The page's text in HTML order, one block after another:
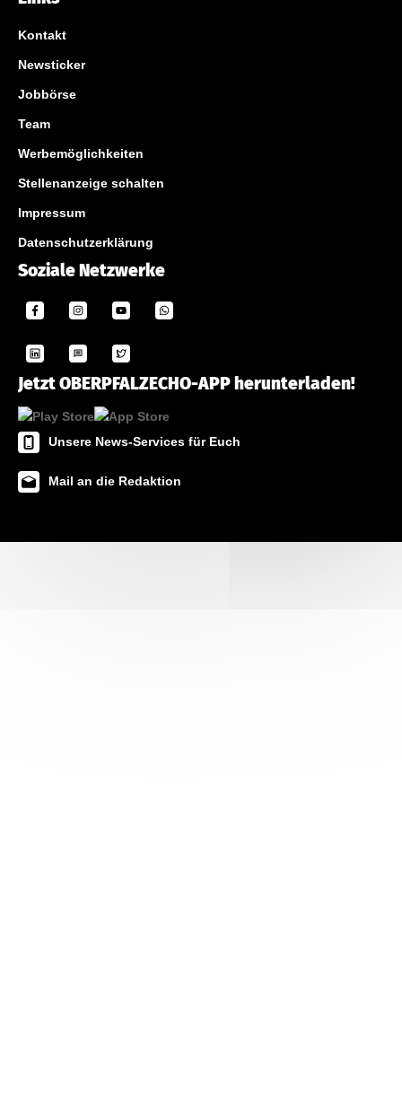
Kontakt
Newsticker
Jobbörse
Team
Werbemöglichkeiten
Stellenanzeige schalten
Impressum
Datenschutzerklärung
Soziale Netzwerke
Jetzt OBERPFALZECHO-APP herunterladen!
Unsere News-Services für Euch
Mail an die Redaktion